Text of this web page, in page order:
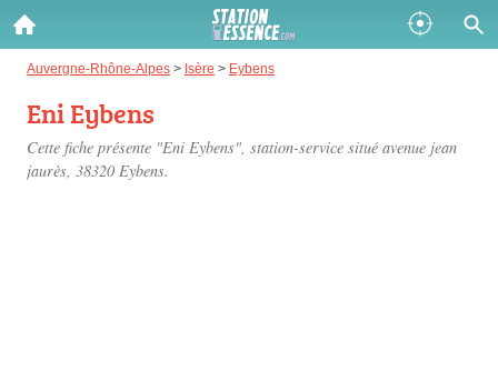
Auvergne-Rhône-Alpes > Isère > Eybens
Eni Eybens
Cette fiche présente "Eni Eybens", station-service situé avenue jean
jaurès, 38320 Eybens.
Gazole :
Disponible
SP 98 :